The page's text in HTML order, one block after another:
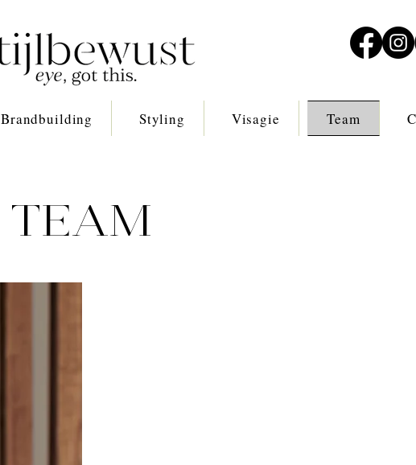
Brandbuilding Styling Visagie Team
TEAM